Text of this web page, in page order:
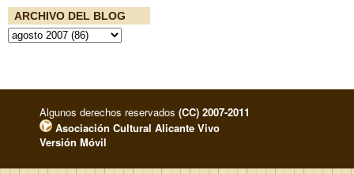
ARCHIVO DEL BLOG
Algunos derechos reservados (CC) 2007-2011
Asociación Cultural Alicante Vivo
Versión Móvil